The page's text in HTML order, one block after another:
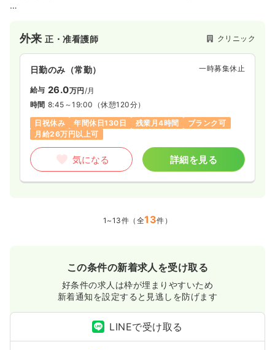
ぐにサポートいたします。
患者様を第一に考える優しい対応をお願い出来る方をお待ちし
ております。
外来正・准看護師 クリニック
日勤のみ（常勤） 一時募集休止
給与 26.0万円/月
時間 8:45～19:00 （休憩120分）
日祝休み
年間休日130日 残業月4時間
ブランク可
月給26万円以上可
気になる 詳細を見る
1~13件（全13件）
この条件の新着求人を受け取る
好条件の求人は枠が埋まりやすいため
新着通知を設定すると見逃しを防げます
LINEで受け取る